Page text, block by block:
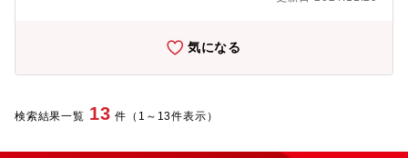
気になる
検索結果一覧 13 件（1～13件表示）